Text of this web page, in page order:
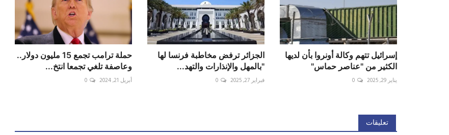
إسرائيل تتهم وكالة أونروا بأن لديها
الكثير من "عناصر حماس"
يناير 29, 2025 0
الجزائر ترفض مخاطبة فرنسا لها
"بالمهل والإنذارات والتهد...
فبراير 27, 2025 0
حملة ترامب تجمع 15 مليون دولار..
وعاصفة تلغي تجمعا انتخ...
أبريل 21, 2024 0
تعليقات